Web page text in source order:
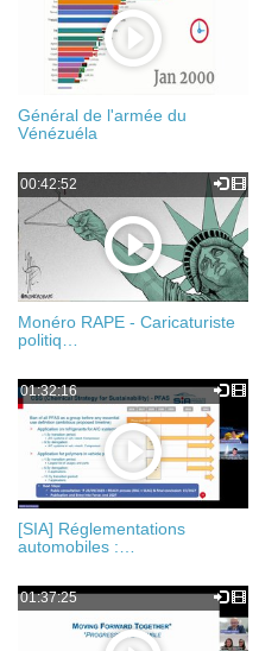
Général de l'armée du
Vénézuéla
00:42:52
Monéro RAPE - Caricaturiste
politiq…
01:32:16
[SIA] Réglementations
automobiles :…
01:37:25